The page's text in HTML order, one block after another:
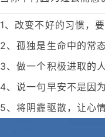
1、改变不好的习惯，
2、孤独是生命中的常
3、做一个积极进取的
4、说一句早安不是因
5、将阴霾驱散，让心